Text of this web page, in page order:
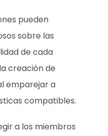
pueden
sobre las
de cada
creación de
emparejar a
compatibles.
a los miembros